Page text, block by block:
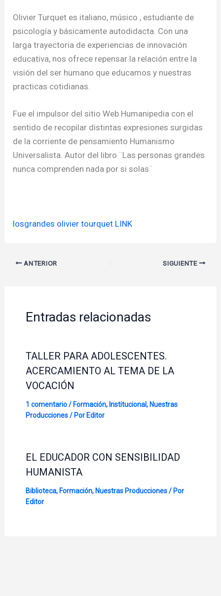
Olivier Turquet es italiano, músico , estudiante de
psicología y básicamente autodidacta. Con una
larga trayectoria de experiencias de innovación
educativa, nos ofrece repensar la relación entre la
visión del ser humano que educamos y nuestras
practicas cotidianas.
Fue el impulsor del sitio Web Humanipedia con el
sentido de recopilar distintas expresiones surgidas
de la corriente de pensamiento Humanismo
Universalista. Autor del libro ¨Las personas grandes
nunca comprenden nada por si solas¨
losgrandes olivier tourquet LINK
ANTERIOR SIGUIENTE
Entradas relacionadas
TALLER PARA ADOLESCENTES.
ACERCAMIENTO AL TEMA DE LA
VOCACIÓN
1 comentario / Formación, Institucional, Nuestras
Producciones/ Por Editor
EL EDUCADOR CON SENSIBILIDAD
HUMANISTA
Biblioteca, Formación, Nuestras Producciones/ Por
Editor